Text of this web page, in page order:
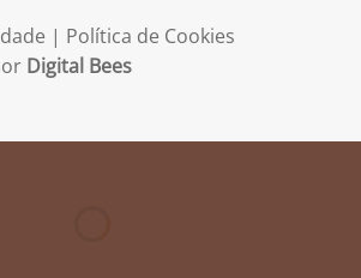
| Política de Cookies
Digital Bees